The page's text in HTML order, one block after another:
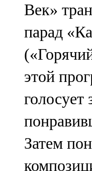
Век»
парад
этой
голосует
Затем